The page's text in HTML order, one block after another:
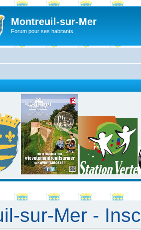
Montreuil-sur-Mer
Forum pour ses habitants
sur-Mer -